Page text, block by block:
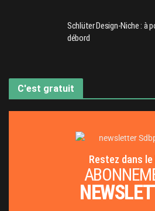
Schlüter Design-Niche : à
débord
C'est gratuit
Restez dans le